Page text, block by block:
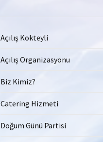
Açılış Kokteyli
Açılış Organizasyonu
Biz Kimiz?
Catering Hizmeti
Doğum Günü Partisi